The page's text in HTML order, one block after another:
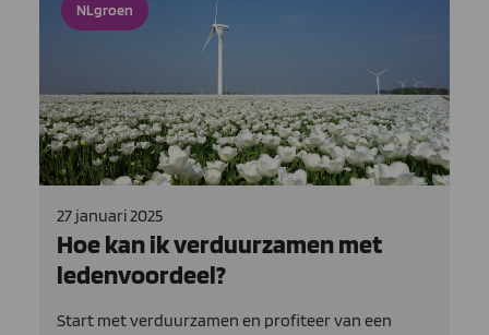
NLgroen
27 januari 2025
Hoe kan ik verduurzamen met
ledenvoordeel?
Start met verduurzamen en profiteer van een